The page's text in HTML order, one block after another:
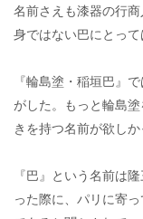
名前さえも漆器の行
身ではない巴にとっ
『輪島塗・稲垣巴』
がした。もっと輪島
きを持つ名前が欲しか
『巴』という名前は
った際に、パリに寄